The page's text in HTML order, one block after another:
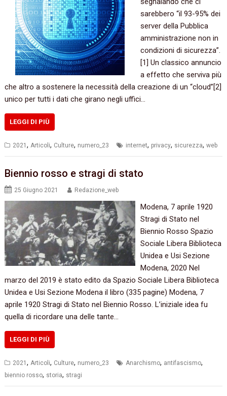
sarebbero “il 93-95% dei
server della Pubblica
amministrazione non in
condizioni di sicurezza”.
[1] Un classico annuncio
a effetto che serviva più
che altro a sostenere la necessità della creazione di un “cloud”[2]
unico per tutti i dati che girano negli uffici…
LEGGI DI PIÙ
2021,Articoli, Culture, numero_23 internet, privacy, sicurezza,web
Biennio rosso e stragi di stato
25 Giugno 2021 Redazione_web
Modena, 7 aprile 1920
Stragi di Stato nel
Biennio Rosso Spazio
Sociale Libera Biblioteca
Unidea e Usi Sezione
Modena, 2020 Nel
marzo del 2019 è stato edito da Spazio Sociale Libera Biblioteca
Unidea e Usi Sezione Modena il libro (335 pagine) Modena, 7
aprile 1920 Stragi di Stato nel Biennio Rosso. L’iniziale idea fu
quella di ricordare una delle tante…
LEGGI DI PIÙ
2021, Articoli, Culture, numero_23 Anarchismo, antifascismo,
biennio rosso, storia, stragi